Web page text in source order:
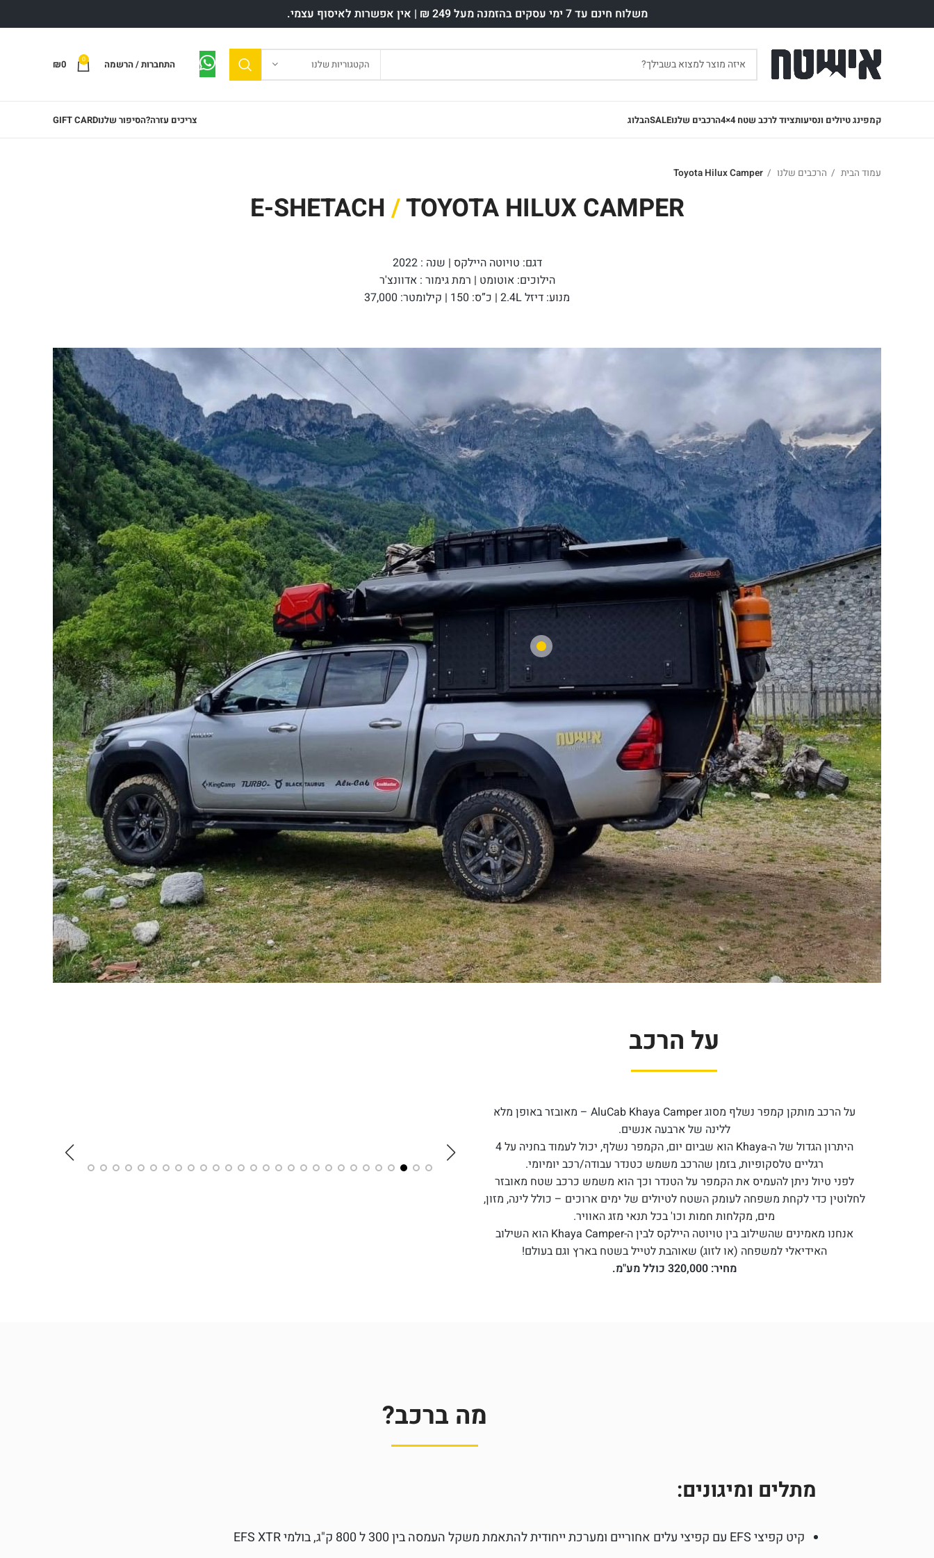
משלוח חינם עד 7 ימי עסקים בהזמנה מעל 249 ₪ | אין אפשרות לאיסוף עצמי.
הקטגוריות שלנו התחברות / הרשמה 0
₪0
קמפינג טיולים ונסיעותציוד לרכב שטח 4×4 הרכבים שלנוSALEהבלוג צריכים עזרה?הסיפור שלנוGIFT CARD
עמוד הבית הרכבים שלנו Toyota Hilux Camper
E-SHETACH/TOYOTA HILUX CAMPER
דגם: טויוטה היילקס | שנה : 2022
הילוכים: אוטומט | רמת גימור : אדוונצ'ר
מנוע: דיזל 2.4L | כ”ס: 150 | קילומטר: 37,000
על הרכב
על הרכב מותקן קמפר נשלף מסוג AluCab Khaya Camper – מאובזר באופן מלא
ללינה של ארבעה אנשים.
היתרון הגדול של ה-Khaya הוא שביום יום, הקמפר נשלף, יכול לעמוד בחניה על 4
רגליים טלסקופיות, בזמן שהרכב משמש כטנדר עבודה/רכב יומיומי.
לפני טיול ניתן להעמיס את הקמפר על הטנדר וכך הוא משמש כרכב שטח מאובזר
לחלוטין כדי לקחת משפחה לעומק השטח לטיולים של ימים ארוכים – כולל לינה, מזון,
מים, מקלחות חמות וכו' בכל תנאי מזג האוויר.
אנחנו מאמינים שהשילוב בין טויוטה היילקס לבין ה-Khaya Camper הוא השילוב
האידיאלי למשפחה (או לזוג) שאוהבת לטייל בשטח בארץ וגם בעולם!
מחיר: 320,000 כולל מע"מ.
מה ברכב?
מתלים ומיגונים:
קיט קפיצי EFS עם קפיצי עלים אחוריים ומערכת ייחודית להתאמת משקל העמסה בין 300 ל 800 ק"ג, בולמי EFS XTR